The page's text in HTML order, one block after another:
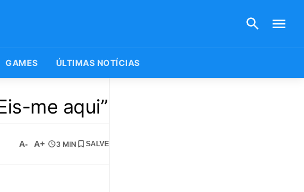
GAMES ÚLTIMAS NOTÍCIAS
me aqui”
A- A+ 3 MIN SALVE